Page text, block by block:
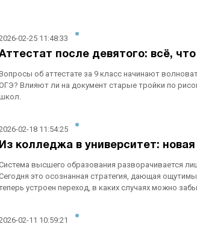
02-25 11:48:33
после девятого: всё,
об аттестате за 9 класс начинают
Влияют ли на документ старые тройки по
02-18 11:54:25
Из колледжа в университет:
высшего образования разворачивается
это осознанная стратегия, дающая
устроен переход, в каких случаях можно
02-11 10:59:21